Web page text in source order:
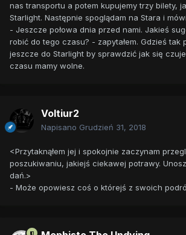
nas transportu a potem kupujemy trzy bilety,
Starlight. Następnie spoglądam na Stara i
- Jeszcze połowa dnia przed nami. Jakieś
robić do tego czasu? - zapytałem. Gdzieś tak
jeszcze do Starlight by sprawdzić jak się
czasu mamy wolne.
Voltiur2
Napisano Grudzień 31, 2018
<Przytaknąłem jej i spokojnie zaczynam
poszukiwaniu, jakiejś ciekawej potrawy.
dań.>
- Może opowiesz coś o którejś z swoich